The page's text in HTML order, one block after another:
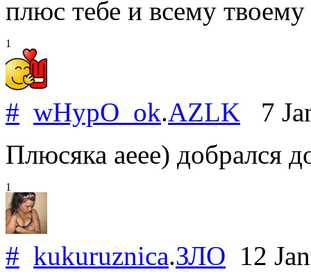
плюс тебе и всему
1
# wHypO_ok.AZLK 7
Плюсяка аеее) добрался
1
# kukuruznica.ЗЛО 12